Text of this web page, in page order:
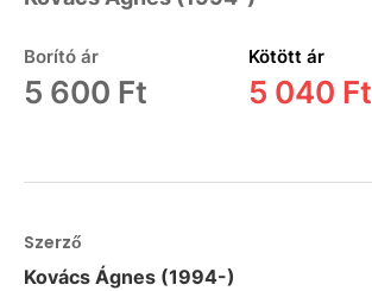
Borító ár
5 600 Ft
Kötött ár
5 040 Ft
Szerző
Kovács Ágnes (1994-)